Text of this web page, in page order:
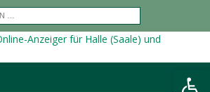
Werkzeugleiste öffnen